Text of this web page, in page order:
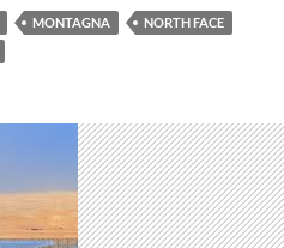
MONTAGNA
NORTH FACE